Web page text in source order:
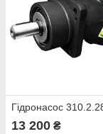
Гідронасос
13 200 ₴